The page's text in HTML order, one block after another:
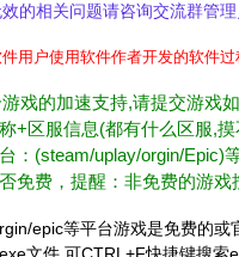
的相关问题请咨询交流群管
件用户使用软件作者开发的软件
戏的加速支持,请提交游戏如
+区服信息(都有什么区服,
：(steam/uplay/orgin/Epic)
免费，提醒：非免费的游
epic等平台游戏是免费的